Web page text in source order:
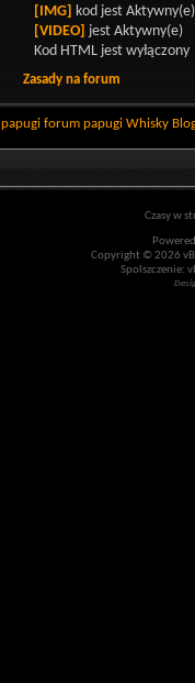
[IMG]
kod jest Aktywny(e)
[VIDEO] jest Aktywny(e)
Kod HTML jest wyłączony
Zasady na forum
papugi forum papugi Whisky
Czasy w
Copyright © 2026
Spolszczenie: